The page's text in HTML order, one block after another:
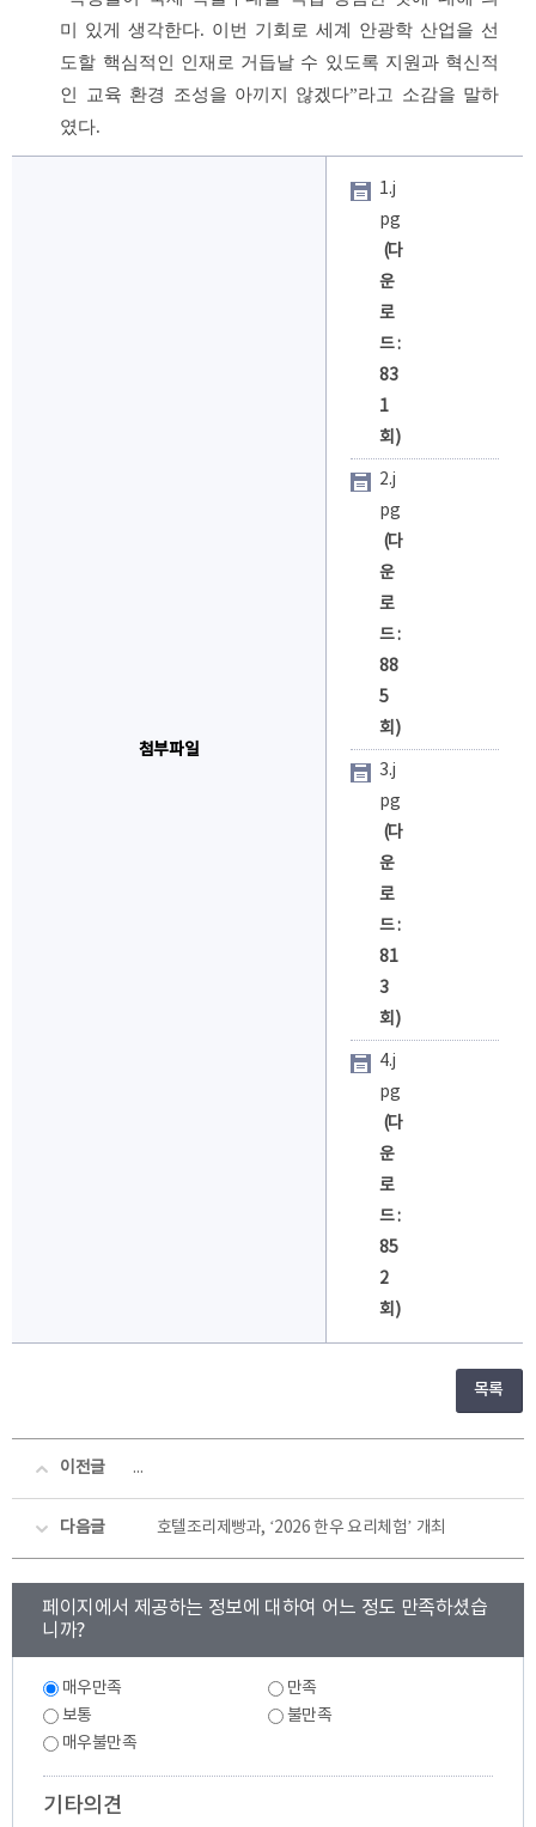
미 있게 생각한다. 이번 기회로 세계 안광학 산업을 선
도할 핵심적인 인재로 거듭날 수 있도록 지원과 혁신적
인 교육 환경 조성을 아끼지 않겠다”라고 소감을 말하
였다.
첨부파일
1.j
pg
(다
운
로
드 :
83
1
회)
2.j
pg
(다
운
로
드 :
88
5
회)
3.j
pg
(다
운
로
드 :
81
3
회)
4.j
pg
(다
운
로
드 :
85
2
회)
목록
이전글
다음글 호텔조리제빵과, ‘2026 한우 요리체험’ 개최
만
페이지에서 제공하는 정보에 대하여 어느 정도 만족하셨습
니까?
매우만족
만족
보통
불만족
매우불만족
기타의견